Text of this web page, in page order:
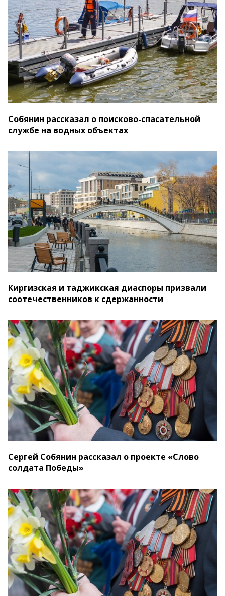
Собянин рассказал о поисково-спасательной
службе на водных объектах
Киргизская и таджикская диаспоры призвали
соотечественников к сдержанности
Сергей Собянин рассказал о проекте «Слово
солдата Победы»